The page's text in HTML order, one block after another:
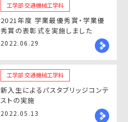
工学部 交通機械工学科
2021年度 学業最優秀賞・学業優
秀賞の表彰式を実施しました
2022.06.29
工学部 交通機械工学科
新入生によるパスタブリッジコンテ
ストの実施
2022.05.13